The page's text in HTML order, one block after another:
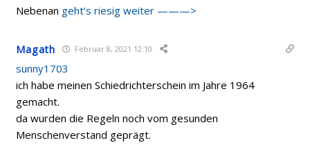
Nebenan geht’s riesig weiter ———>
Magath Februar 8, 2021 12:10
sunny1703
ich habe meinen Schiedrichterschein im Jahre 1964
gemacht.
da wurden die Regeln noch vom gesunden
Menschenverstand geprägt.